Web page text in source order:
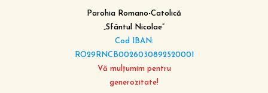
Parohia Romano-Catolică
„Sfântul Nicolae”
Cod IBAN:
RO29RNCB0026030892520001
Vă mulțumim pentru
generozitate!